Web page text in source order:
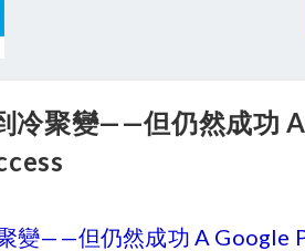
冷聚變——但仍然成功
變——但仍然成功 A Google